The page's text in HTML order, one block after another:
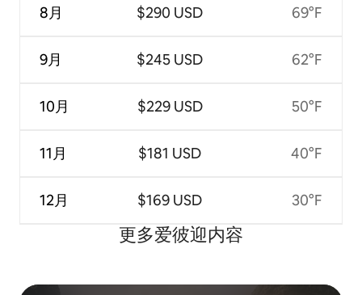
8月
9月
10月
11月
12月
$290 USD
$245 USD
$229 USD
$181 USD
$169 USD
69°F
62°F
50°F
40°F
30°F
更多爱彼迎内容